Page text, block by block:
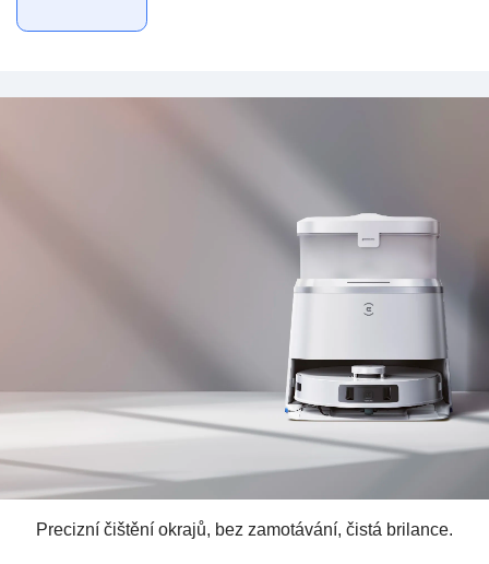
Precizní čištění okrajů, bez zamotávání, čistá brilance.